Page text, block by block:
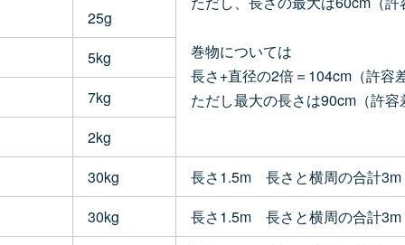
巻物については
長さ+直径の2倍＝104cm（許
ただし最大の長さは90cm（許
25g
5kg
7kg
2kg
30kg
長さ1.5m 長さと横周の合計3m
30kg
長さ1.5m 長さと横周の合計3m